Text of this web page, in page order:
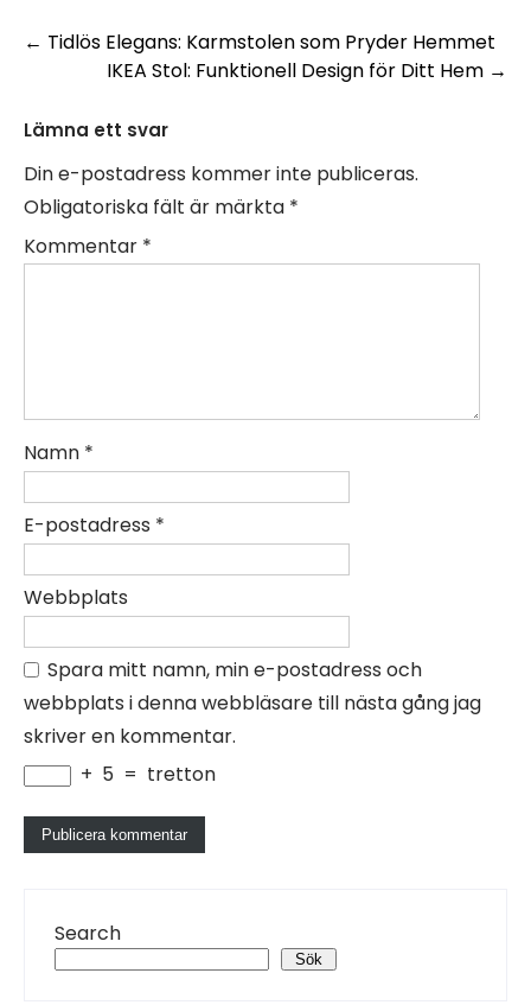
Inläggsnavigering
← Tidlös Elegans: Karmstolen som Pryder Hemmet
IKEA Stol: Funktionell Design för Ditt Hem →
Lämna ett svar
Din e-postadress kommer inte publiceras.
Obligatoriska fält är märkta *
Kommentar *
Namn *
E-postadress *
Webbplats
Spara mitt namn, min e-postadress och
webbplats i denna webbläsare till nästa gång jag
skriver en kommentar.
+ 5 = tretton
Search
Sök